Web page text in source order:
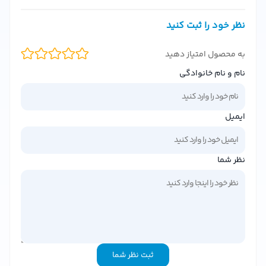
این عطر با طراحی شیک و ظریف خود، نه‌تنها یک رایحه خوش‌بو،
بلکه یک اکسسوری لوکس برای بانوان است. برخی از ویژگی‌های
بارز آن عبارتند از:
رایحه گرم و زنانه:
استوایی و وانیل.
ماندگاری بالا:
طراحی شیشه لوکس:
نت‌های عطر دالچی گابانا Pour Femme
نت ابتدایی (تاپ نوت):
ترنج، گلابی و تمشک.
نظر خود را ثبت کنید
به محصول امتیاز دهید
نام و نام خانوادگی
ایمیل
نظر شما
ثبت نظر شما